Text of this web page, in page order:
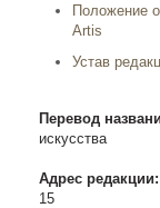
Положение
Artis
Устав
Перевод
искусства
Адрес редакции:
15